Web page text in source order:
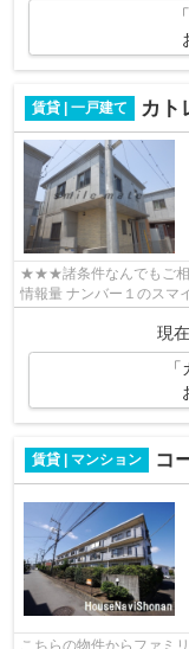
賃貸 | 一戸建て カト
★★★諸条件なんでもご相
情報量 ナンバー１のスマ
中♪お気軽に お電話下さ
現
賃貸 | マンション コ